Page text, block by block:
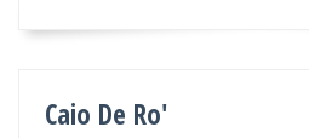
Caio De Ro'